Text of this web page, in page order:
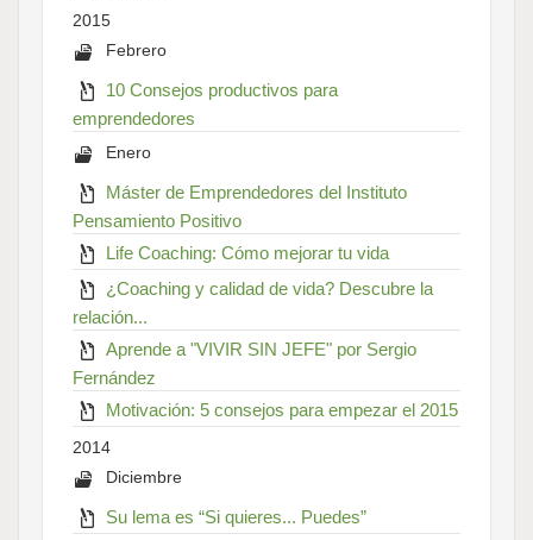
2015
Febrero
10 Consejos productivos para
emprendedores
Enero
Máster de Emprendedores del Instituto
Pensamiento Positivo
Life Coaching: Cómo mejorar tu vida
¿Coaching y calidad de vida? Descubre la
relación...
Aprende a "VIVIR SIN JEFE" por Sergio
Fernández
Motivación: 5 consejos para empezar el 2015
2014
Diciembre
Su lema es “Si quieres... Puedes”